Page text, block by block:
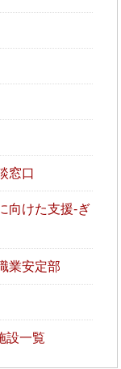
窓口
向けた支援-ぎ
業安定部
設一覧